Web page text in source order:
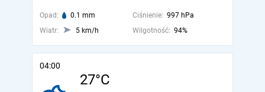
Opad: 0.1 mm Ciśnienie: 997 hPa
Wiatr:
5 km/h Wilgotność: 94%
04:00
27°C